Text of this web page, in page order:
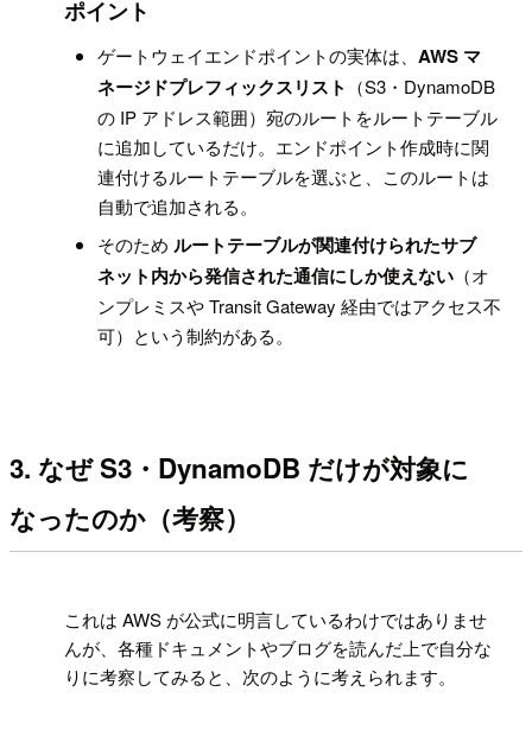
ポイント
ゲートウェイエンドポイントの実体は、 AWS マ
ネージドプレフィックスリスト （S3・DynamoDB
の IP アドレス範囲）宛のルートをルートテーブル
に追加しているだけ。エンドポイント作成時に関
連付けるルートテーブルを選ぶと、このルートは
自動で追加される。
そのため ルートテーブルが関連付けられたサブ
ネット内から発信された通信にしか使えない（オ
ンプレミスや Transit Gateway 経由ではアクセス不
可）という制約がある。
3. なぜ S3・DynamoDB だけが対象に
なったのか（考察）
これは AWS が公式に明言しているわけではありませ
んが、各種ドキュメントやブログを読んだ上で自分な
りに考察してみると、次のように考えられます。